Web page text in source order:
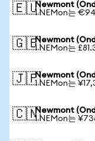
🇪🇺Newmont
1 NEMon는
🇬🇧Newmont
1 NEMon는
🇯🇵Newmont
1 NEMon는
🇨🇳Newmont
1 NEMon는